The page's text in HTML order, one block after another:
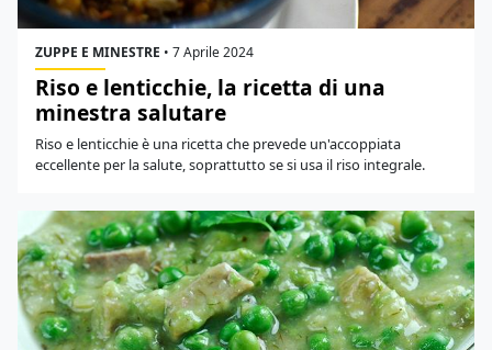
ZUPPE E MINESTRE • 7 Aprile 2024
Riso e lenticchie, la ricetta di una
minestra salutare
Riso e lenticchie è una ricetta che prevede un'accoppiata
eccellente per la salute, soprattutto se si usa il riso integrale.